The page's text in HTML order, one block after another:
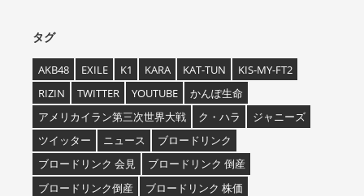
タグ
AKB48 EXILE K1 KARA KAT-TUN
KIS-MY-FT2
RIZIN
TWITTER YOUTUBE
かんぽ生命
アメリカイラン第三次世界大戦
ク・ハラ
ジャニーズ
ツイッター
ニュース
ブロードリンク
ブロードリンク 会見
ブロードリンク 倒産
ブロードリンク倒産
ブロードリンク 株価